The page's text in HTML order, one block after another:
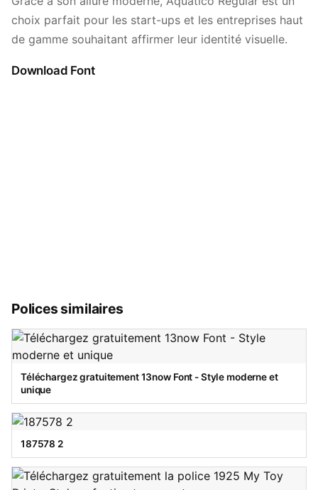
choix parfait pour les start-ups et les entreprises haut
de gamme souhaitant affirmer leur identité visuelle.
Download Font
Polices similaires
Téléchargez gratuitement 13now Font - Style moderne et
unique
187578 2